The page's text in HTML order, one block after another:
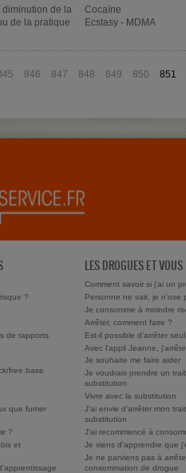
diminution de la
de la pratique
Cocaïne
Ecstasy - MDMA
846 847 848 849 850 851
?
de rapports
free base
que fumer
?
et
LES DROGUES ET VOUS
Comment savoir si j'ai un
Personne ne sait, je n'ose
Je consomme à moindre
Arrêter, comment faire ?
Est-il possible d'arrêter
Avec l'appli Jeanne,
Je souhaite me faire aider
Je voudrais prendre un
substitution
Vivre avec la substitution
J'ai envie d'arrêter mon
substitution
J'ai recommencé à
Je viens d'apprendre que
Je ne parviens pas à
consommation de drogue